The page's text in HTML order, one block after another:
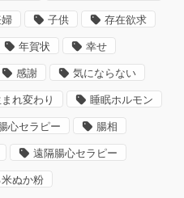
子供 存在欲求
年賀状 幸せ
感謝 気にならない
れ変わり 睡眠ホルモン
心セラピー 腸相
遠隔腸心セラピー
ぬか粉